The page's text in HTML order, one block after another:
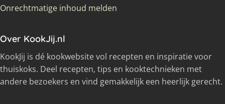
Onrechtmatige inhoud melden
Over KookJij.nl
KookJij is dé kookwebsite vol recepten en inspiratie voor
thuiskoks. Deel recepten, tips en kooktechnieken met
andere bezoekers en vind gemakkelijk een heerlijk gerecht.